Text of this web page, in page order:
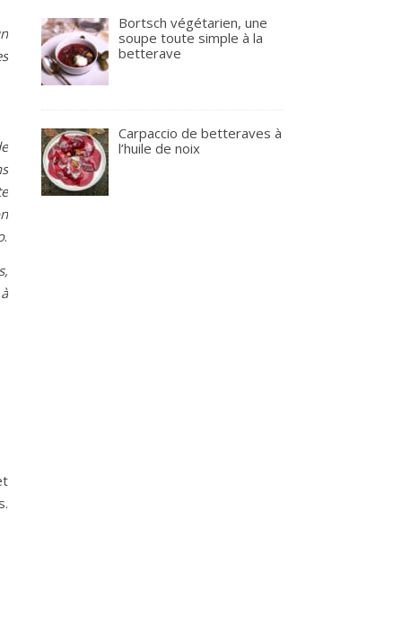
.
Bortsch végétarien, une
soupe toute simple à la
betterave
Carpaccio de betteraves à
l’huile de noix